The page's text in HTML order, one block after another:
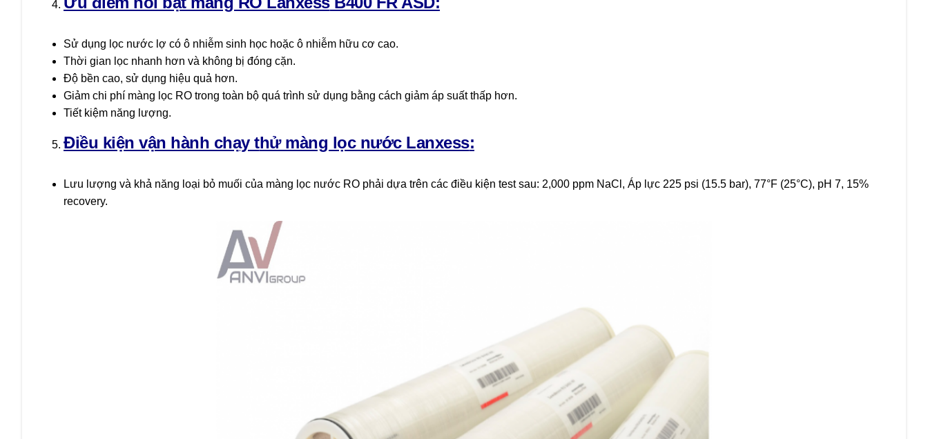
Sử dụng lọc nước lợ có ô nhiễm sinh học hoặc ô nhiễm hữu cơ cao.
Thời gian lọc nhanh hơn và không bị đóng cặn.
Độ bền cao, sử dụng hiệu quả hơn.
Giảm chi phí màng lọc RO trong toàn bộ quá trình sử dụng bằng cách giảm áp suất thấp hơn.
Tiết kiệm năng lượng.
Điều kiện vận hành chạy thử màng lọc nước Lanxess:
Lưu lượng và khả năng loại bỏ muối của màng lọc nước RO phải dựa trên các điều kiện test sau: 2,000 ppm NaCl, Áp lực 225 psi (15.5 bar), 77°F (25°C), pH 7, 15%
recovery.